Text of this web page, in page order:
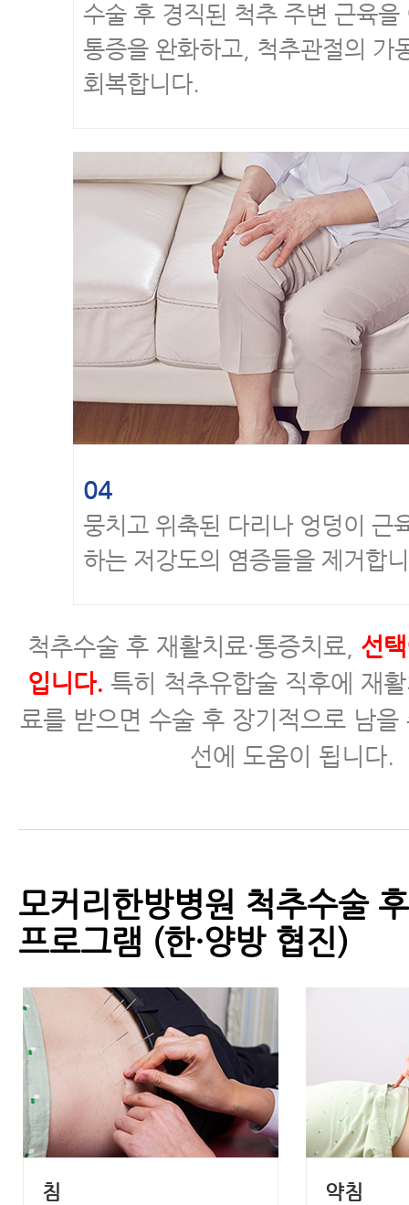
수술 후 경직된 척추 주변 근육을
통증을 완화하고, 척추관절의 가
회복합니다.
04
뭉치고 위축된 다리나 엉덩이 근
하는 저강도의 염증들을 제거합
척추수술 후 재활치료·통증치료, 선
입니다. 특히 척추유합술 직후에 재
료를 받으면 수술 후 장기적으로 남을
선에 도움이 됩니다.
모커리한방병원 척추수술
프로그램 (한·양방 협진)
침
약침